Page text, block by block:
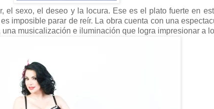
el sexo, el deseo y la locura. Ese es el plato fuerte en
imposible parar de reír. La obra cuenta con una
musicalización e iluminación que logra impresionar a